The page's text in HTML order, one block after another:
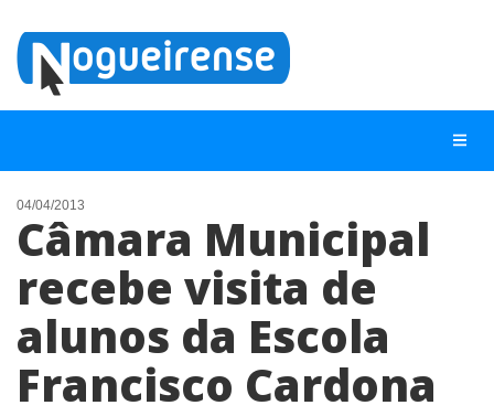
NOTÍCIAS
LISTA DIGITAL
TELEFONES ÚTEIS
CONTATO
04/04/2013
Câmara Municipal
recebe visita de
alunos da Escola
Francisco Cardona